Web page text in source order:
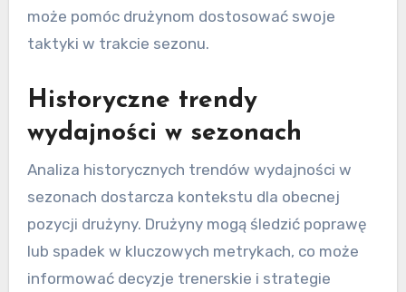
może pomóc drużynom dostosować swoje
taktyki w trakcie sezonu.
Historyczne trendy
wydajności w sezonach
Analiza historycznych trendów wydajności w
sezonach dostarcza kontekstu dla obecnej
pozycji drużyny. Drużyny mogą śledzić poprawę
lub spadek w kluczowych metrykach, co może
informować decyzje trenerskie i strategie